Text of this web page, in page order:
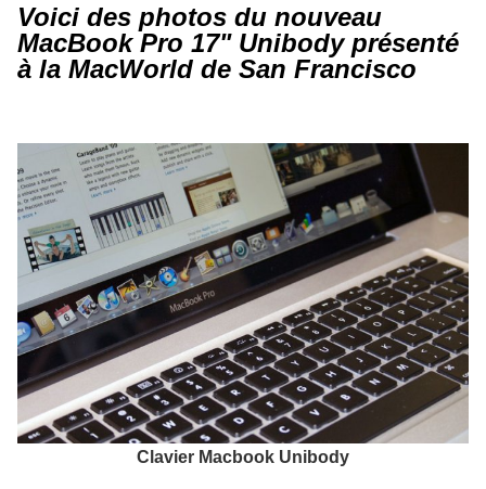
Voici des photos du nouveau
MacBook Pro 17" Unibody présenté
à la MacWorld de San Francisco
Clavier Macbook Unibody